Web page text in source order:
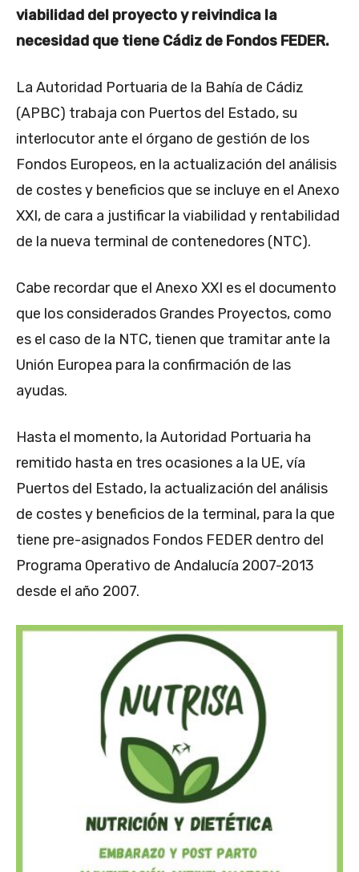
viabilidad del proyecto y reivindica la
necesidad que tiene Cádiz de Fondos FEDER.
La Autoridad Portuaria de la Bahía de Cádiz
(APBC) trabaja con Puertos del Estado, su
interlocutor ante el órgano de gestión de los
Fondos Europeos, en la actualización del análisis
de costes y beneficios que se incluye en el Anexo
XXI, de cara a justificar la viabilidad y rentabilidad
de la nueva terminal de contenedores (NTC).
Cabe recordar que el Anexo XXI es el documento
que los considerados Grandes Proyectos, como
es el caso de la NTC, tienen que tramitar ante la
Unión Europea para la confirmación de las
ayudas.
Hasta el momento, la Autoridad Portuaria ha
remitido hasta en tres ocasiones a la UE, vía
Puertos del Estado, la actualización del análisis
de costes y beneficios de la terminal, para la que
tiene pre-asignados Fondos FEDER dentro del
Programa Operativo de Andalucía 2007-2013
desde el año 2007.